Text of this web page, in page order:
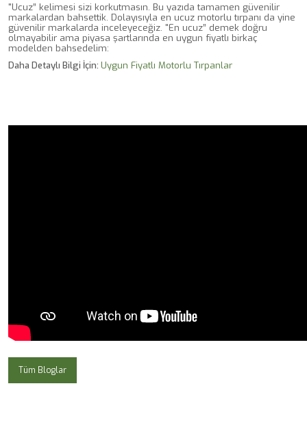
"Ucuz” kelimesi sizi korkutmasın. Bu yazıda tamamen güvenilir
markalardan bahsettik. Dolayısıyla en ucuz motorlu tırpanı da yine
güvenilir markalarda inceleyeceğiz. "En ucuz” demek doğru
olmayabilir ama piyasa şartlarında en uygun fiyatlı birkaç
modelden bahsedelim:
Daha Detaylı Bilgi İçin: Uygun Fiyatlı Motorlu Tırpanlar
Tüm Bloglar